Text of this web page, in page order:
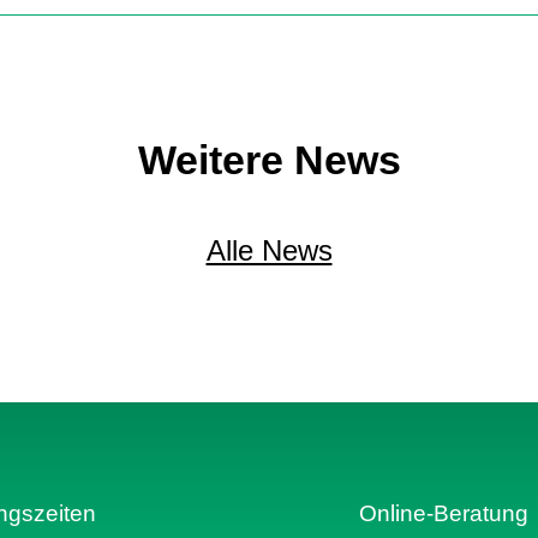
Weitere News
Alle News
Online-Beratung